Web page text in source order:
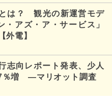
は？ 観光の新運営モデ
・アズ・ア・サービス」
外電】
志向レポート発表、少人
％増 ―マリオット調査